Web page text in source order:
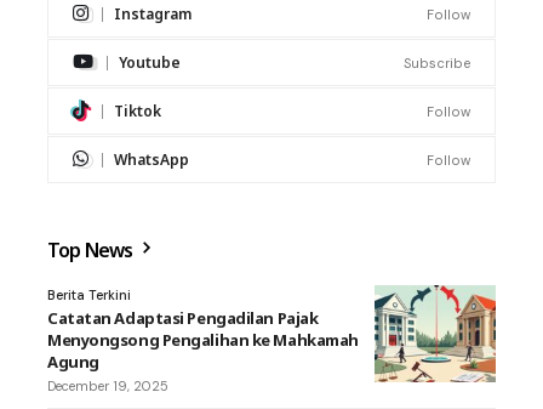
Instagram Follow
Youtube Subscribe
Tiktok Follow
WhatsApp Follow
Top News
Berita Terkini
Catatan Adaptasi Pengadilan Pajak
Menyongsong Pengalihan ke Mahkamah
Agung
December 19, 2025